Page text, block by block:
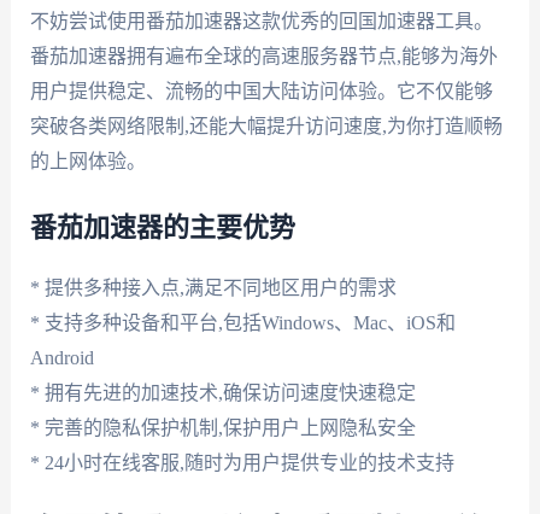
不妨尝试使用番茄加速器这款优秀的回国加速器工具。
番茄加速器拥有遍布全球的高速服务器节点,能够为海外
用户提供稳定、流畅的中国大陆访问体验。它不仅能够
突破各类网络限制,还能大幅提升访问速度,为你打造顺畅
的上网体验。
番茄加速器的主要优势
* 提供多种接入点,满足不同地区用户的需求
* 支持多种设备和平台,包括Windows、Mac、iOS和
Android
* 拥有先进的加速技术,确保访问速度快速稳定
* 完善的隐私保护机制,保护用户上网隐私安全
* 24小时在线客服,随时为用户提供专业的技术支持